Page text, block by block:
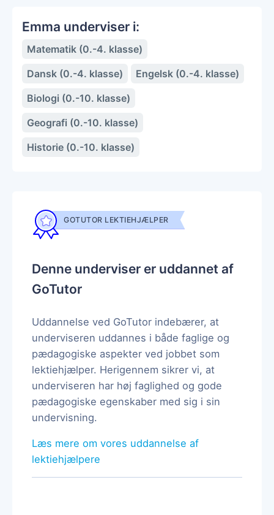
Emma underviser i:
Matematik (0.-4. klasse)
Dansk (0.-4. klasse)
Engelsk (0.-4. klasse)
Biologi (0.-10. klasse)
Geografi (0.-10. klasse)
Historie (0.-10. klasse)
GOTUTOR LEKTIEHJÆLPER
Denne underviser er uddannet af
GoTutor
Uddannelse ved GoTutor indebærer, at
underviseren uddannes i både faglige og
pædagogiske aspekter ved jobbet som
lektiehjælper. Herigennem sikrer vi, at
underviseren har høj faglighed og gode
pædagogiske egenskaber med sig i sin
undervisning.
Læs mere om vores uddannelse af
lektiehjælpere